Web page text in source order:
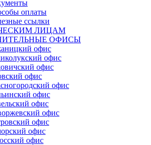
оплаты
ссылки
ЛИЦАМ
ОФИСЫ
офис
офис
офис
офис
офис
офис
офис
офис
офис
офис
офис